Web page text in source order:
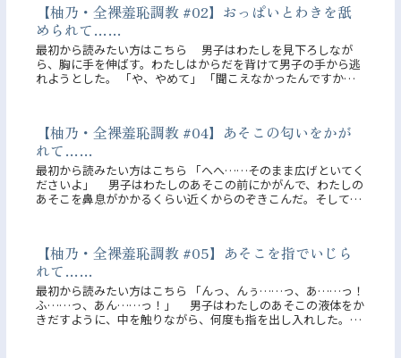
【柚乃・全裸羞恥調教 #02】おっぱいとわきを舐
められて……
最初から読みたい方はこちら 男子はわたしを見下ろしなが
ら、胸に手を伸ばす。わたしはからだを背けて男子の手から逃
れようとした。 「や、やめて」 「聞こえなかったんですか？
【柚乃・全裸羞恥調教 #04】あそこの匂いをかが
れて……
最初から読みたい方はこちら 「へへ……そのまま広げといてく
ださいよ」 男子はわたしのあそこの前にかがんで、わたしの
あそこを鼻息がかかるくらい近くからのぞきこんだ。そして、
【柚乃・全裸羞恥調教 #05】あそこを指でいじら
れて……
最初から読みたい方はこちら 「んっ、んぅ……っ、あ……っ！
ふ……っ、あん……っ！」 男子はわたしのあそこの液体をか
きだすように、中を触りながら、何度も指を出し入れした。入